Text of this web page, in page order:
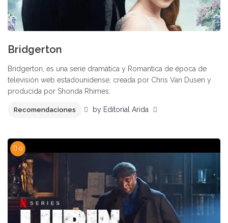
Bridgerton
Bridgerton, es una serie dramática y Romantica de época de
televisión web estadounidense, creada por Chris Van Dusen y
producida por Shonda Rhimes.
Recomendaciones by Editorial Arida
0